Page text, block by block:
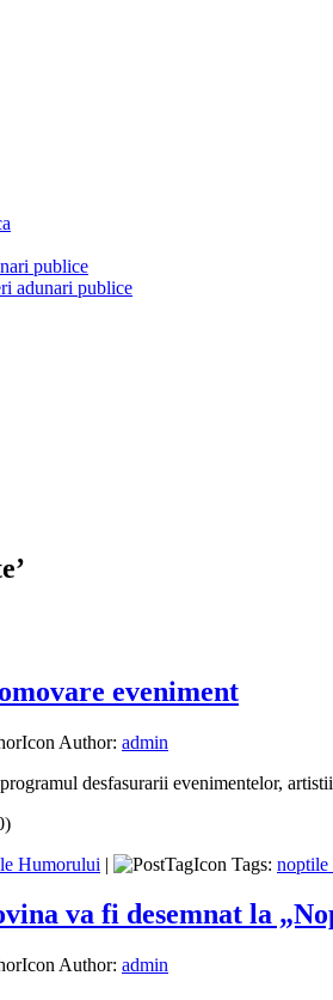
publice
adunari publice
eveniment
Author: admin
desfasurarii evenimentelor,
Humorului | Tags: noptile
va fi desemnat la
Author: admin